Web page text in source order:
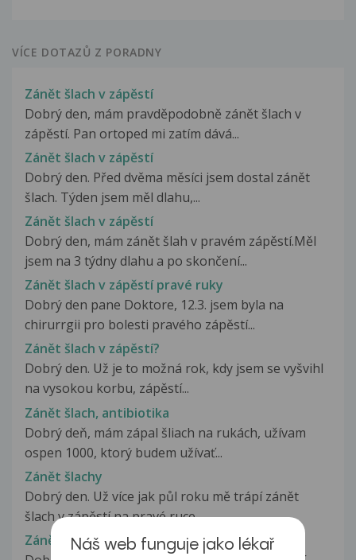
VÍCE DOTAZŮ Z PORADNY
Zánět šlach v zápěstí
Dobrý den, mám pravděpodobně zánět šlach v
zápěstí. Pan ortoped mi zatím dává...
Zánět šlach v zápěstí
Dobrý den. Před dvěma měsíci jsem dostal zánět
šlach. Týden jsem měl dlahu,...
Zánět šlach v zápěstí
Dobrý den, mám zánět šlah v pravém zápěstí.Měl
jsem na 3 týdny dlahu a po skončení...
Zánět šlach v zápěstí pravé ruky
Dobrý den pane Doktore, 12.3. jsem byla na
chirurrgii pro bolesti pravého zápěstí...
Zánět šlach v zápěstí?
Dobrý den. Už je to možná rok, kdy jsem se vyšvihl
na vysokou korbu, zápěstí...
Zánět šlach, antibiotika
Dobrý deň, mám zápal šliach na rukách, užívam
ospen 1000, ktorý budem užívať...
Zánět šlachy
Dobrý den. Už více jak půl roku mě trápí zánět
šlach v zápěstí na pravé ruce...
Zánět šlachyNáš web funguje jako lékař